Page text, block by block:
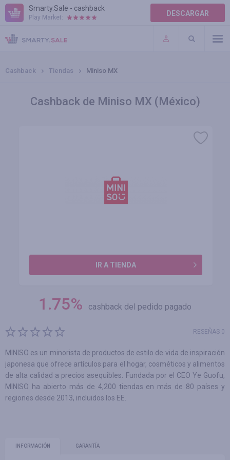
Smarty.Sale - cashback
Play Market: DESCARGAR
AYUDA
TÉRMINOS DE USO
Cashback Tiendas Miniso MX
Cashback de Miniso MX (México)
IR A TIENDA
1.75% cashback del pedido pagado
RESEÑAS 0
MINISO es un minorista de productos de estilo de vida de inspiración
japonesa que ofrece artículos para el hogar, cosméticos y alimentos
de alta calidad a precios asequibles. Fundada por el CEO Ye Guofu,
MINISO ha abierto más de 4,200 tiendas en más de 80 países y
regiones desde 2013, incluidos los EE.
INFORMACIÓN GARANTÍA